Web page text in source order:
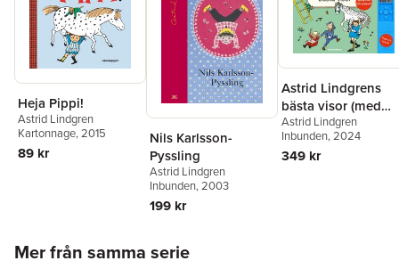
Heja Pippi!
Astrid Lindgren
Kartonnage, 2015
89 kr
Nils Karlsson-
Pyssling
Astrid Lindgren
Inbunden, 2003
199 kr
Astrid Lindgrens
bästa visor (med
ljudmodul)
Astrid Lindgren
Inbunden, 2024
349 kr
Mer från samma serie